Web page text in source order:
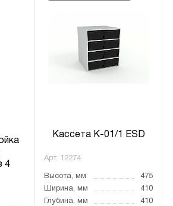
4
Кассета К-01/1 ESD
Арт. 12274
Высота, мм
475
Ширина, мм
410
Глубина, мм
410